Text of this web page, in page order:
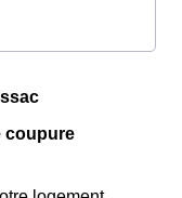
coupure